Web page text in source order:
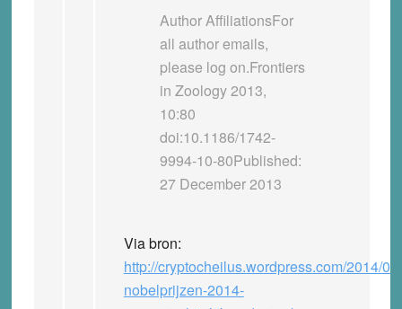
Author AffiliationsFor
all author emails,
please log on.Frontiers
in Zoology 2013,
10:80
doi:10.1186/1742-
9994-10-80Published:
27 December 2013
Via bron:
http://cryptocheilus.wordpress.com/2014/
nobelprijzen-2014-